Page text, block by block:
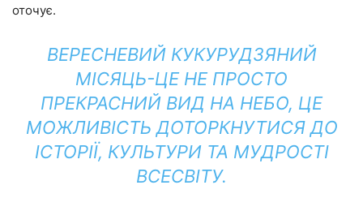
оточує.
ВЕРЕСНЕВИЙ КУКУРУДЗЯНИЙ
МІСЯЦЬ-ЦЕ НЕ ПРОСТО
ПРЕКРАСНИЙ ВИД НА НЕБО, ЦЕ
МОЖЛИВІСТЬ ДОТОРКНУТИСЯ ДО
ІСТОРІЇ, КУЛЬТУРИ ТА МУДРОСТІ
ВСЕСВІТУ.